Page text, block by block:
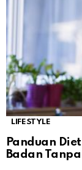
LIFESTYLE
Panduan
Badan